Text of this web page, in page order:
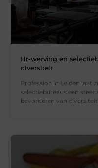
Hr-werving en
diversiteit
Profession in Leiden laat
selectiebureaus een
bevorderen van